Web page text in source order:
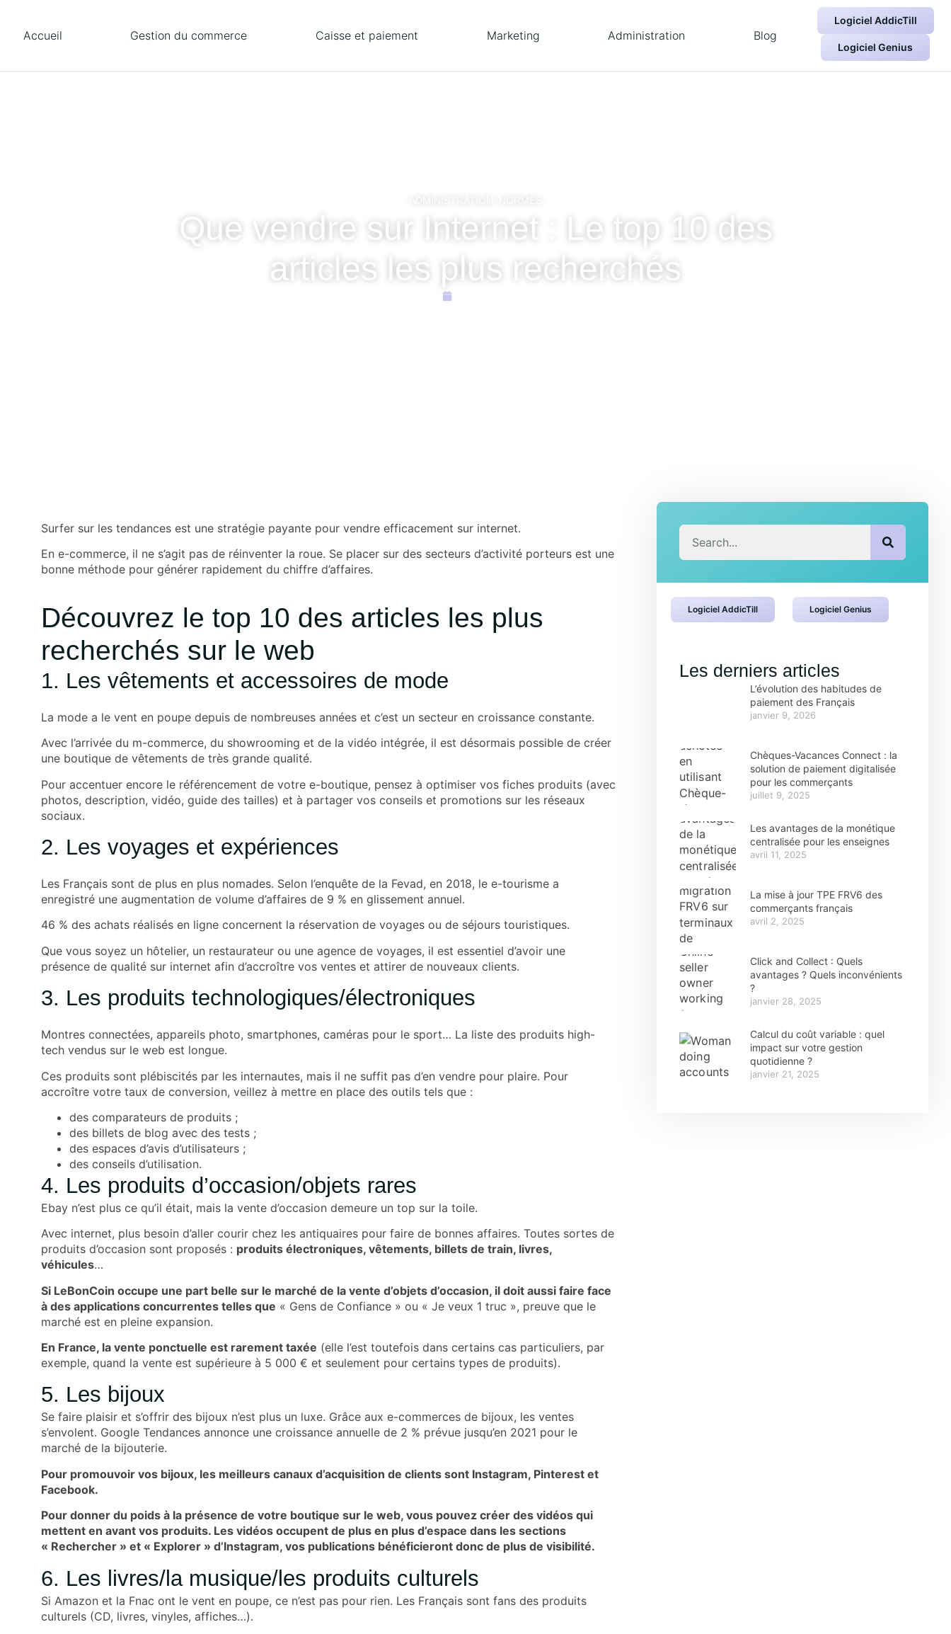
Accueil Gestion du commerce Caisse et paiement Marketing Administration Blog
Logiciel AddicTill
Logiciel Genius
Que vendre sur Internet : Le top 10 des
articles les plus recherchés
Surfer sur les tendances est une stratégie payante pour vendre efficacement sur internet.
En e-commerce, il ne s’agit pas de réinventer la roue. Se placer sur des secteurs d’activité porteurs est une
bonne méthode pour générer rapidement du chiffre d’affaires.
Découvrez le top 10 des articles les plus
recherchés sur le web
1. Les vêtements et accessoires de mode
La mode a le vent en poupe depuis de nombreuses années et c’est un secteur en croissance constante.
Avec l’arrivée du m-commerce, du showrooming et de la vidéo intégrée, il est désormais possible de créer
une boutique de vêtements de très grande qualité.
Pour accentuer encore le référencement de votre e-boutique, pensez à optimiser vos fiches produits (avec
photos, description, vidéo, guide des tailles) et à partager vos conseils et promotions sur les réseaux
sociaux.
2. Les voyages et expériences
Les Français sont de plus en plus nomades. Selon l’enquête de la Fevad, en 2018, le e-tourisme a
enregistré une augmentation de volume d’affaires de 9 % en glissement annuel.
46 % des achats réalisés en ligne concernent la réservation de voyages ou de séjours touristiques.
Que vous soyez un hôtelier, un restaurateur ou une agence de voyages, il est essentiel d’avoir une
présence de qualité sur internet afin d’accroître vos ventes et attirer de nouveaux clients.
3. Les produits technologiques/électroniques
Montres connectées, appareils photo, smartphones, caméras pour le sport… La liste des produits high-
tech vendus sur le web est longue.
Ces produits sont plébiscités par les internautes, mais il ne suffit pas d’en vendre pour plaire. Pour
accroître votre taux de conversion, veillez à mettre en place des outils tels que :
des comparateurs de produits ;
des billets de blog avec des tests ;
des espaces d’avis d’utilisateurs ;
des conseils d’utilisation.
4. Les produits d’occasion/objets rares
Ebay n’est plus ce qu’il était, mais la vente d’occasion demeure un top sur la toile.
Avec internet, plus besoin d’aller courir chez les antiquaires pour faire de bonnes affaires. Toutes sortes de
produits d’occasion sont proposés : produits électroniques, vêtements, billets de train, livres,
véhicules…
Si LeBonCoin occupe une part belle sur le marché de la vente d’objets d’occasion, il doit aussi faire face
à des applications concurrentes telles que « Gens de Confiance » ou « Je veux 1 truc », preuve que le
marché est en pleine expansion.
En France, la vente ponctuelle est rarement taxée (elle l’est toutefois dans certains cas particuliers, par
exemple, quand la vente est supérieure à 5 000 € et seulement pour certains types de produits).
5. Les bijoux
Se faire plaisir et s’offrir des bijoux n’est plus un luxe. Grâce aux e-commerces de bijoux, les ventes
s’envolent. Google Tendances annonce une croissance annuelle de 2 % prévue jusqu’en 2021 pour le
marché de la bijouterie.
Pour promouvoir vos bijoux, les meilleurs canaux d’acquisition de clients sont Instagram, Pinterest et
Facebook.
Pour donner du poids à la présence de votre boutique sur le web, vous pouvez créer des vidéos qui
mettent en avant vos produits. Les vidéos occupent de plus en plus d’espace dans les sections
« Rechercher » et « Explorer » d’Instagram, vos publications bénéficieront donc de plus de visibilité.
6. Les livres/la musique/les produits culturels
Si Amazon et la Fnac ont le vent en poupe, ce n’est pas pour rien. Les Français sont fans des produits
culturels (CD, livres, vinyles, affiches…).
Logiciel AddicTill Logiciel Genius
Les derniers articles
L’évolution des habitudes de
paiement des Français
janvier 9, 2026
Chèques-Vacances Connect : la
solution de paiement digitalisée
pour les commerçants
juillet 9, 2025
Les avantages de la monétique
centralisée pour les enseignes
avril 11, 2025
La mise à jour TPE FRV6 des
commerçants français
avril 2, 2025
Click and Collect : Quels
avantages ? Quels inconvénients
?
janvier 28, 2025
Calcul du coût variable : quel
impact sur votre gestion
quotidienne ?
janvier 21, 2025